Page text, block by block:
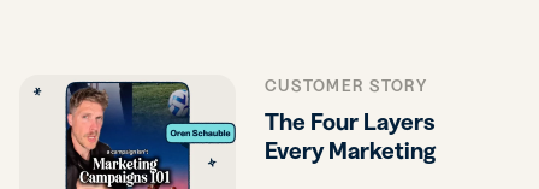
CUSTOMER STORY
The Four Layers
Every Marketing